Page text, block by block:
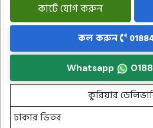
কার্টে যোগ করুন
কল করুন
Whatsapp
কুরিয়ার
ঢাকার ভিতর